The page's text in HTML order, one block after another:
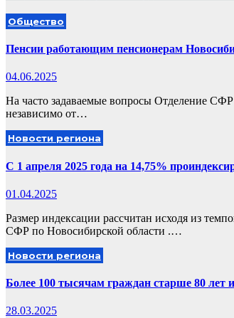
Общество
Пенсии работающим пенсионерам
04.06.2025
На часто задаваемые вопросы Отделение
независимо от…
Новости региона
C 1 апреля 2025 года на 14,75%
01.04.2025
Размер индексации рассчитан исходя из
СФР по Новосибирской области .…
Новости региона
Более 100 тысячам граждан старше 80
28.03.2025